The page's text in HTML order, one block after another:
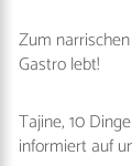
Zum
Gastro lebt!
Tajine, 10
informiert auf